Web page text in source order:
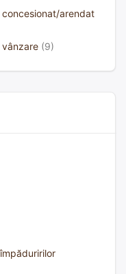
arendat
(9)